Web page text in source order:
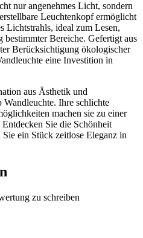
nur angenehmes Licht, sondern
Leuchtenkopf ermöglicht
Lichtstrahls, ideal zum Lesen,
Bereiche. Gefertigt aus
Berücksichtigung ökologischer
eine Investition in
aus Ästhetik und
Ihre schlichte
machen sie zu einer
Sie die Schönheit
ein Stück zeitlose Eleganz in
zu schreiben